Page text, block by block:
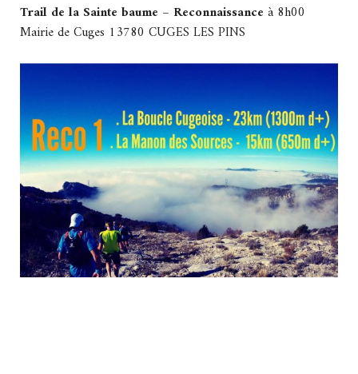
Trail de la Sainte baume – Reconnaissance à 8h00
Mairie de Cuges 13780 CUGES LES PINS